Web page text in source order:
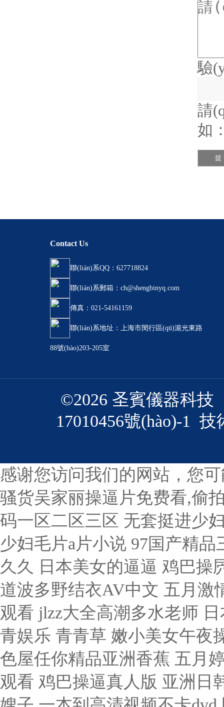
驗
請
如
Contact Us
聯(lián)系QQ：627718824
聯(lián)系郵箱：ch@shengbinyq.com
傳真：021-54161159
聯(lián)系地址：上海市閔行區(qū)滬光東路
88號(hào)203-205室
©2026 圣賓儀器科技
17010456號(hào)-1 技
感谢您访问我们的网站，您
骚货吴家丽操逼片免费看,偷